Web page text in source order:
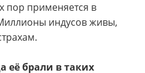
пор применяется в
индусов живы,
её брали в таких